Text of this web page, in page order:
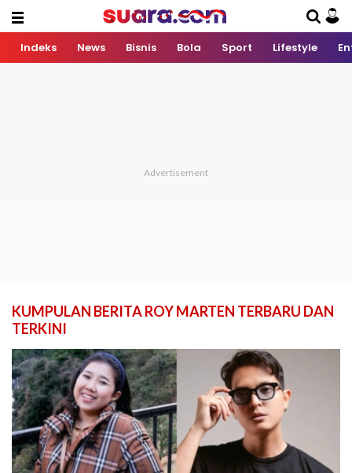
Indeks News Bisnis Bola Sport Lifestyle
KUMPULAN BERITA ROY MARTEN TERBARU DAN
TERKINI